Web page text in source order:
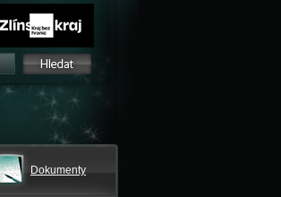
Dokumenty